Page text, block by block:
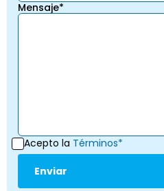
Mensaje*
Acepto la Términos*